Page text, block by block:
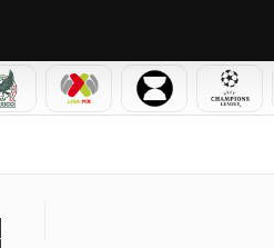
SELECCIÓN MEXICANA
LIGA MX LEAGUES CUP